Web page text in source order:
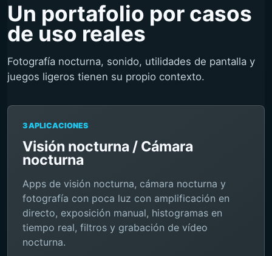
Un portafolio por casos
de uso reales
Fotografía nocturna, sonido, utilidades de pantalla y
juegos ligeros tienen su propio contexto.
3 APLICACIONES
Visión nocturna / Cámara
nocturna
Apps de visión nocturna, cámara nocturna y
fotografía con poca luz con amplificación en
directo, exposición manual, histogramas en
tiempo real, filtros y grabación de vídeo
nocturna.